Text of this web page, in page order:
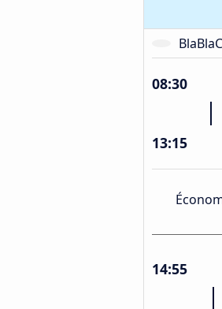
08:30
13:15
14:55